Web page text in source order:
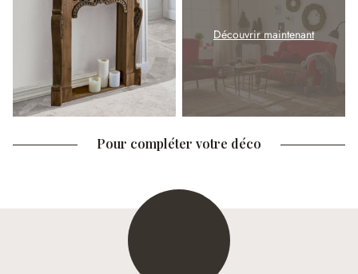
Découvrir maintenant
Pour compléter votre déco